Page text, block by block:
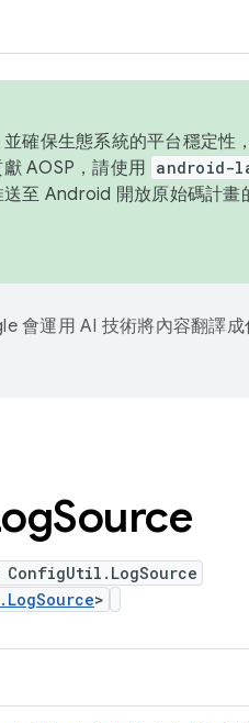
確保生態系統的平台穩定
AOSP，請使用 android-
至 Android 開放原始碼計畫
會運用 AI 技術將內容翻譯
Source
>